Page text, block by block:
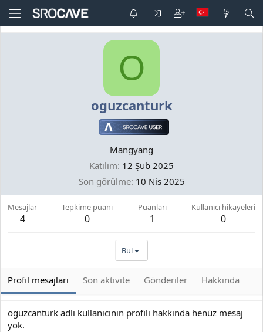
O
oguzcanturk
Mangyang
Katılım 12 Şub 2025
Son görülme 10 Nis 2025
Mesajlar
4
Tepkime puanı
0
Puanları
1
Kullanıcı hikayeleri
0
Bul
Profil mesajları Son aktivite Gönderiler Hakkında
oguzcanturk adlı kullanıcının profili hakkında henüz mesaj
yok.